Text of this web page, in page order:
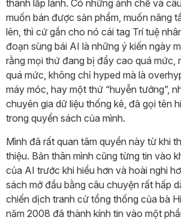
thành lấp lánh. Có những ảnh chế và
muốn bán được sản phẩm, muốn nâng
lên, thì cứ gắn cho nó cái tag Trí tuệ
đoạn sùng bái AI là những ý kiến ngày
rằng mọi thứ đang bị đẩy cao quá mức,
quá mức, không chỉ hyped mà là
máy móc, hay một thứ “huyễn tưởng”,
chuyên gia dữ liệu thống kê, đã gọi tên
trong quyển sách của mình.
Mình đã rất quan tâm quyển này từ khi
thiệu. Bản thân mình cũng từng tin vào
của AI trước khi hiểu hơn và hoài nghi
sách mở đầu bằng câu chuyện rất hấp
chiến dịch tranh cử tổng thống của bà
năm 2008 đã thành kính tin vào một